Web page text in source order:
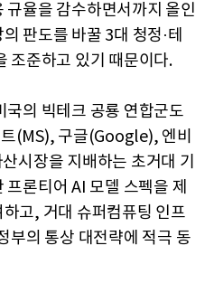
규율을 감수하면서까지 올인
판도를 바꿀 3대 청정·테
조준하고 있기 때문이다.
국의 빅테크 공룡 연합군도
(MS), 구글(Google), 엔비
시장을 지배하는 초거대 기
론티어 AI 모델 스펙을 제
고, 거대 슈퍼컴퓨팅 인프
부의 통상 대전략에 적극 동